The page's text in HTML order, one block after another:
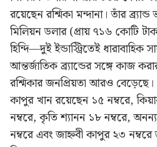
রয়েছেন রশ্মিকা মন্দানা। তাঁর
মিলিয়ন ডলার (প্রায় ৭১৬ কোটি
হিন্দি—দুই ইন্ডাস্ট্রিতেই ধারাবাহিক
আন্তর্জাতিক ব্র্যান্ডের সঙ্গে কাজ
রশ্মিকার জনপ্রিয়তা আরও বেড়েছে।
কাপুর খান রয়েছেন ১৫ নম্বরে,
নম্বরে, কৃতি শ্যানন ১৮ নম্বরে,
নম্বরে এবং জাহ্নবী কাপুর ২৩